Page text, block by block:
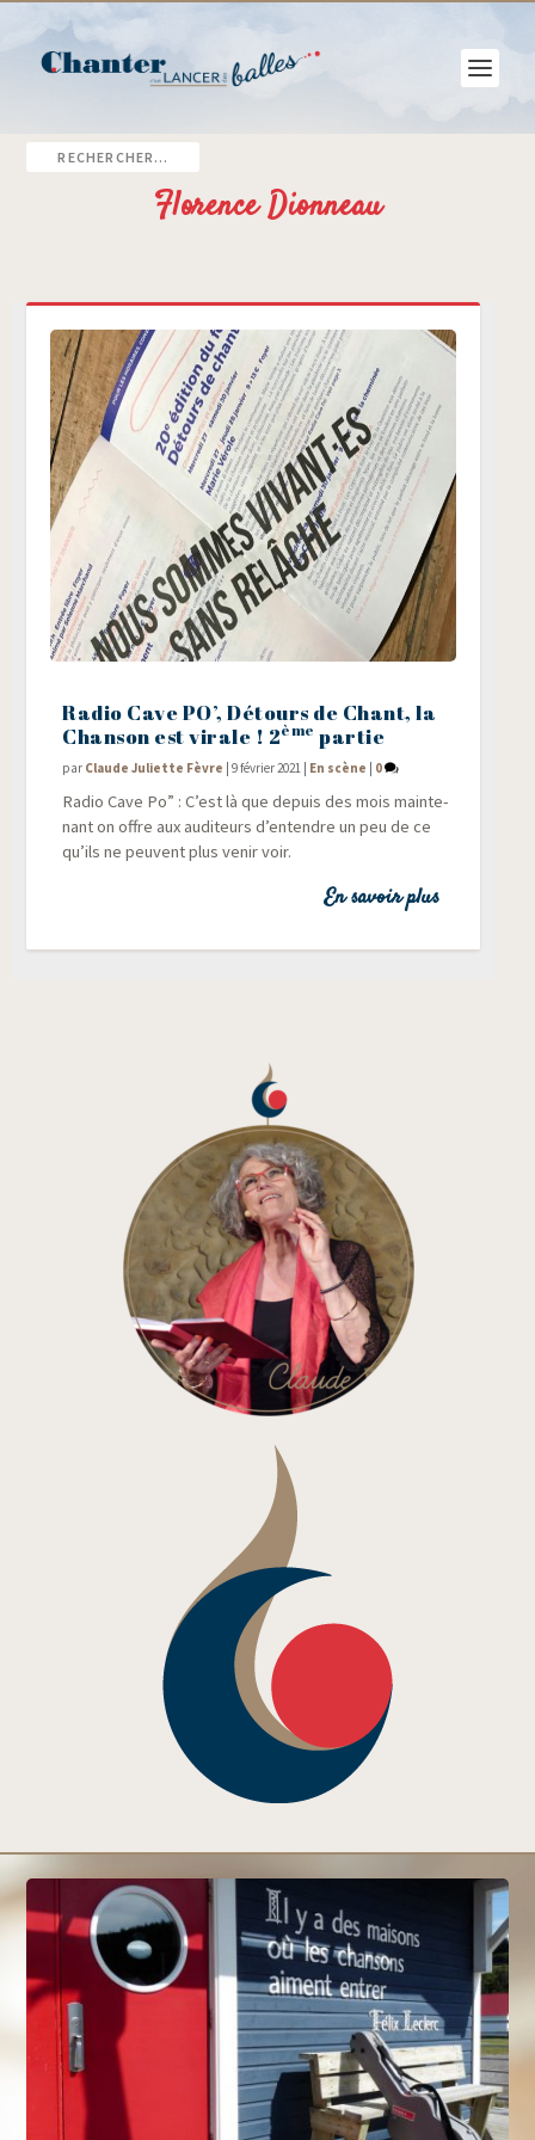
Florence Dionneau
Radio Cave PO’, Détours de Chant, la
Chanson est virale ! 2ème partie
par Claude Juliette Fèvre |9 février 2021 | En scène | 0
Radio Cave Po” : C’est là que depuis des mois main­te­
nant on offre aux audi­teurs d’entendre un peu de ce
qu’ils ne peuvent plus venir voir.
En savoir plus